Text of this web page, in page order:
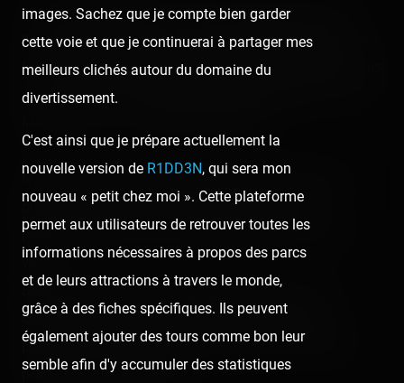
Les années défilent vite, trop vite, à tel point que nous
n'avons pas encore pu tout vous dévoiler de ce qu'on a
fait en 2020. Même si ce chiffre est passé, attendez-vous
alors à ce qu'on en parle encore un petit peu par ici… 😅
Nous vous invitons bien naturellement à continuer à
prendre soin de vous et de tous vos proches, et à
partager votre amour et votre passion tout autour de
vous.
Bien entendu, on vous souhaite un 2021 qui vous
comblera de sensations, de frissons et d'émotions
positives, et on espère vous revoir aussi souvent que
possible sur Coasterrider !
images. Sachez que je compte bien garder
cette voie et que je continuerai à partager mes
meilleurs clichés autour du domaine du
divertissement.
C'est ainsi que je prépare actuellement la
nouvelle version de R1DD3N, qui sera mon
nouveau « petit chez moi ». Cette plateforme
permet aux utilisateurs de retrouver toutes les
informations nécessaires à propos des parcs
et de leurs attractions à travers le monde,
grâce à des fiches spécifiques. Ils peuvent
également ajouter des tours comme bon leur
semble afin d'y accumuler des statistiques